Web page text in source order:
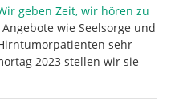
geben Zeit, wir hören zu
wie Seelsorge und
sehr
2023 stellen wir sie